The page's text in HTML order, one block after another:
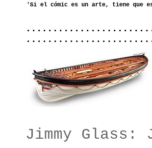
Jimmy Glass: